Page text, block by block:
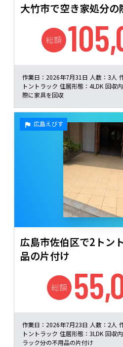
大竹市で空き家処分
総額
作業日： 2026年7月31日 人数： 3人
トントラック 住居形態： 4LDK 回収内
際に家具を回収
広島えびす
広島市佐伯区で2トン
品の片付け
総額
作業日： 2026年7月23日 人数： 2人
トントラック 住居形態： 3LDK 回収内
ラック分の不用品の片付け